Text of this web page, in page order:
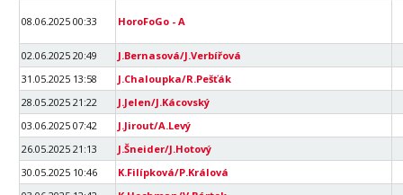
08.06.2025 00:33 HoroFoGo - A
02.06.2025 20:49
J.Bernasová/J.Verbířová
31.05.2025 13:58
J.Chaloupka/R.Pešťák
28.05.2025 21:22
J.Jelen/J.Kácovský
03.06.2025 07:42
J.Jirout/A.Levý
26.05.2025 21:13
J.Šneider/J.Hotový
30.05.2025 10:46
K.Filípková/P.Králová